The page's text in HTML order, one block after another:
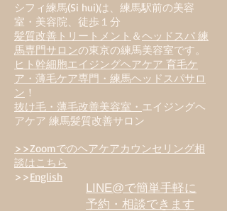
シフィ練馬(Si hui)は、 練馬駅前の美容
室・美容院、徒歩１分
髪質改善トリートメント ＆ヘッドスパ 練
馬専門サロンの東京の練馬美容室です。
ヒト幹細胞エイジングヘアケア 育毛ケ
ア・薄毛ケア専門・練馬ヘッドスパサロ
ン ！
抜け毛・薄毛改善美容室・ エイジングヘ
アケア 練馬髪質改善サロン
>>Zoomでのヘアケアカウンセリング相
談はこちら
>>English
LINE@で簡単手軽に
予約・相談できます